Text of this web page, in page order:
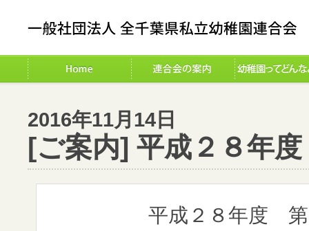
2016年11月14日
[ご案内] 平成２８年
平成２８年度